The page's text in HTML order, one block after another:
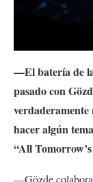
—El batería de la
pasado con
verdaderamente
hacer algún
“All